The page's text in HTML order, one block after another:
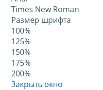
Times New Roman
Размер шрифта
100%
125%
150%
175%
200%
Закрыть окно